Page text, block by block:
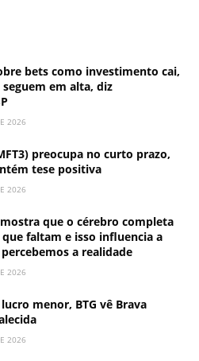
bets como investimento cai,
em alta, diz
2026
preocupa no curto prazo,
tese positiva
2026
que o cérebro completa
faltam e isso influencia a
a realidade
2026
menor, BTG vê Brava
2026